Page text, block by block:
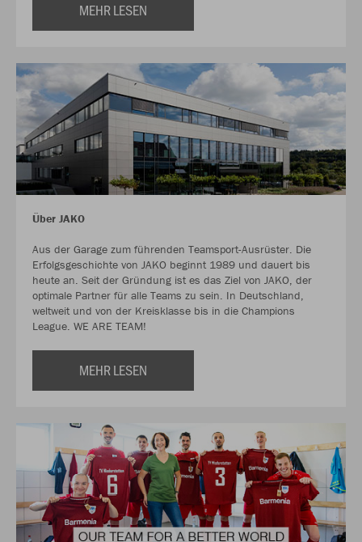
MEHR LESEN
Über JAKO
Aus der Garage zum führenden Teamsport-Ausrüster. Die
Erfolgsgeschichte von JAKO beginnt 1989 und dauert bis
heute an. Seit der Gründung ist es das Ziel von JAKO, der
optimale Partner für alle Teams zu sein. In Deutschland,
weltweit und von der Kreisklasse bis in die Champions
League. WE ARE TEAM!
MEHR LESEN